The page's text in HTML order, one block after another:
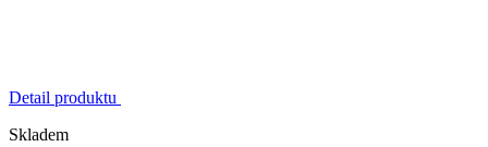
Detail produktu
Skladem